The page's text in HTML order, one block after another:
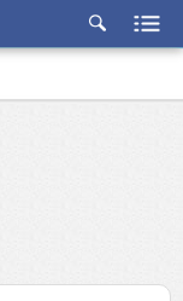
etu